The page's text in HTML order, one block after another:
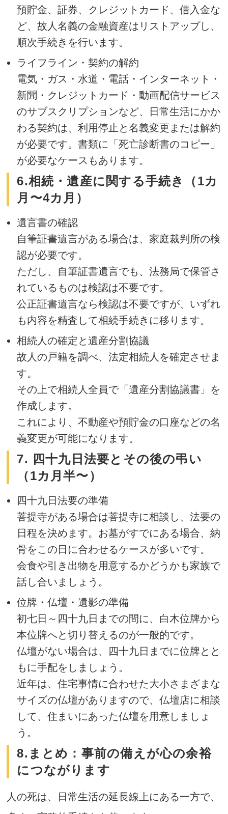
預貯金、証券、クレジットカード、借入金な
ど、故人名義の金融資産はリストアップし、
順次手続きを行います。
ライフライン・契約の解約
電気・ガス・水道・電話・インターネット・
新聞・クレジットカード・動画配信サービス
のサブスクリプションなど、日常生活にかか
わる契約は、利用停止と名義変更または解約
が必要です。書類に「死亡診断書のコピー」
が必要なケースもあります。
6.相続・遺産に関する手続き（1カ
月〜4カ月）
遺言書の確認
自筆証書遺言がある場合は、家庭裁判所の検
認が必要です。
ただし、自筆証書遺言でも、法務局で保管さ
れているものは検認は不要です。
公正証書遺言なら検認は不要ですが、いずれ
も内容を精査して相続手続きに移ります。
相続人の確定と遺産分割協議
故人の戸籍を調べ、法定相続人を確定させま
す。
その上で相続人全員で「遺産分割協議書」を
作成します。
これにより、不動産や預貯金の口座などの名
義変更が可能になります。
7. 四十九日法要とその後の弔い
（1カ月半〜）
四十九日法要の準備
菩提寺がある場合は菩提寺に相談し、法要の
日程を決めます。お墓がすでにある場合、納
骨をこの日に合わせるケースが多いです。
会食や引き出物を用意するかどうかも家族で
話し合いましょう。
位牌・仏壇・遺影の準備
初七日～四十九日までの間に、白木位牌から
本位牌へと切り替えるのが一般的です。
仏壇がない場合は、四十九日までに位牌とと
もに手配をしましょう。
近年は、住宅事情に合わせた大小さまざまな
サイズの仏壇がありますので、仏壇店に相談
して、住まいにあった仏壇を用意しましょ
う。
8.まとめ：事前の備えが心の余裕
につながります
人の死は、日常生活の延長線上にある一方で、